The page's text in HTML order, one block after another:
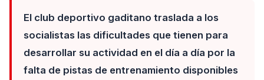
El club deportivo gaditano traslada a los
socialistas las dificultades que tienen para
desarrollar su actividad en el día a día por la
falta de pistas de entrenamiento disponibles